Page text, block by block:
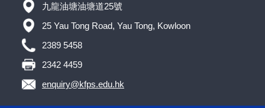
九龍油塘油塘道25號
25 Yau Tong Road, Yau Tong, Kowloon
2389 5458
2342 4459
enquiry@kfps.edu.hk